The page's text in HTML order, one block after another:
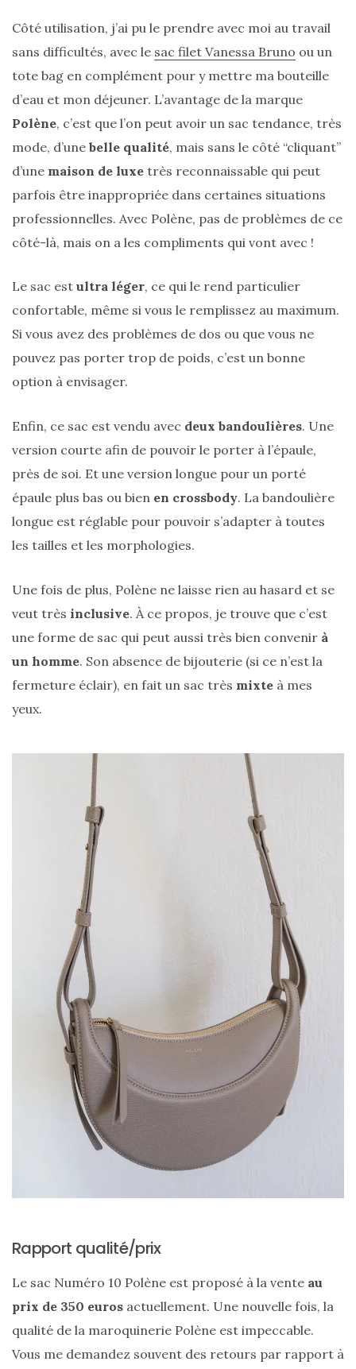
DIY/Recettes
(15)
Lecture/Séries
(13)
Vie
quotidienne/Maison
(61)
Conseils
(25)
mode
(5)
Derniers
achats
(45)
Lookbook
Luxe
Côté utilisation, j’ai pu le prendre avec moi au travail
sans difficultés, avec le sac filet Vanessa Bruno ou un
tote bag en complément pour y mettre ma bouteille
d’eau et mon déjeuner. L’avantage de la marque
Polène, c’est que l’on peut avoir un sac tendance, très
mode, d’une belle qualité, mais sans le côté “cliquant”
d’une maison de luxe très reconnaissable qui peut
parfois être inappropriée dans certaines situations
professionnelles. Avec Polène, pas de problèmes de ce
côté-là, mais on a les compliments qui vont avec !
Le sac est ultra léger, ce qui le rend particulier
confortable, même si vous le remplissez au maximum.
Si vous avez des problèmes de dos ou que vous ne
pouvez pas porter trop de poids, c’est un bonne
option à envisager.
Enfin, ce sac est vendu avec deux bandoulières. Une
version courte afin de pouvoir le porter à l’épaule,
près de soi. Et une version longue pour un porté
épaule plus bas ou bien en crossbody. La bandoulière
longue est réglable pour pouvoir s’adapter à toutes
les tailles et les morphologies.
Une fois de plus, Polène ne laisse rien au hasard et se
veut très inclusive. À ce propos, je trouve que c’est
une forme de sac qui peut aussi très bien convenir à
un homme. Son absence de bijouterie (si ce n’est la
fermeture éclair), en fait un sac très mixte à mes
yeux.
Rapport qualité/prix
Le sac Numéro 10 Polène est proposé à la vente au
prix de 350 euros actuellement. Une nouvelle fois, la
qualité de la maroquinerie Polène est impeccable.
Vous me demandez souvent des retours par rapport à